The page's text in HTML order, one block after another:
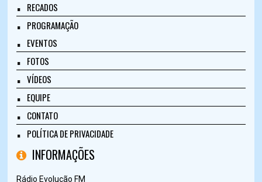
RECADOS
PROGRAMAÇÃO
EVENTOS
FOTOS
VÍDEOS
EQUIPE
CONTATO
POLÍTICA DE PRIVACIDADE
INFORMAÇÕES
Rádio Evolução FM